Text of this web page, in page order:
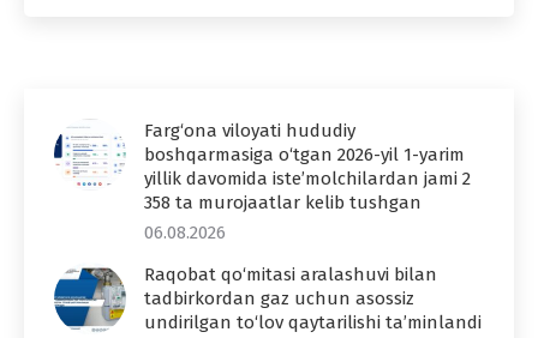
Farg‘ona viloyati hududiy
boshqarmasiga o‘tgan 2026-yil 1-yarim
yillik davomida iste’molchilardan jami 2
358 ta murojaatlar kelib tushgan
06.08.2026
Raqobat qo‘mitasi aralashuvi bilan
tadbirkordan gaz uchun asossiz
undirilgan to‘lov qaytarilishi ta’minlandi